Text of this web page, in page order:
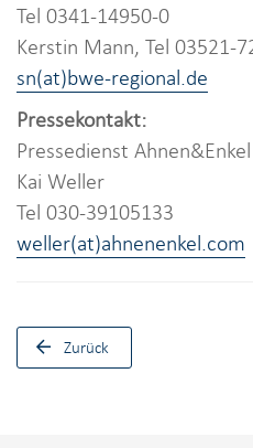
Tel 0341-14950-0
Kerstin Mann, Tel 03521-
sn(at)bwe-regional.de
Pressekontakt:
Pressedienst Ahnen&Enkel
Kai Weller
Tel 030-39105133
weller(at)ahnenenkel.com
Zurück